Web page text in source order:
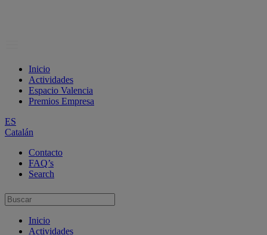
Inicio
Actividades
Espacio Valencia
Premios Empresa
ES
Catalán
Contacto
FAQ’s
Search
Inicio
Actividades